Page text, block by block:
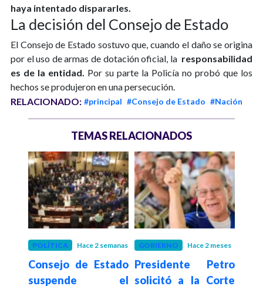
haya intentado dispararles.
La decisión del Consejo de Estado
El Consejo de Estado sostuvo que, cuando el daño se origina
por el uso de armas de dotación oficial, la responsabilidad
es de la entidad. Por su parte la Policía no probó que los
hechos se produjeron en una persecución.
RELACIONADO: #principal #Consejo de Estado #Nación
TEMAS RELACIONADOS
POLÍTICA Hace 2 semanas
Consejo de Estado
suspende el
GOBIERNO Hace 2 meses
Presidente Petro
solicitó a la Corte